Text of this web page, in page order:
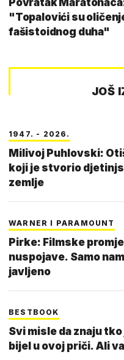
"Topalovići su
fašistoidnog duha"
JOŠ
1947. - 2026.
Milivoj Puhlovski:
koji je stvorio
zemlje
WARNER I PARAMOUNT
Pirke: Filmske
nuspojave. Samo
javljeno
BESTBOOK
Svi misle da znaju
bijel u ovoj priči. Ali